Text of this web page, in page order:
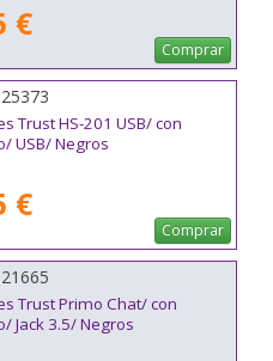
€
Comprar
Trust HS-201 USB/ con
USB/ Negros
€
Comprar
Trust Primo Chat/ con
Jack 3.5/ Negros